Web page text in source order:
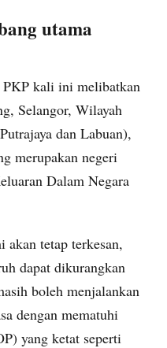
utama
kali ini melibatkan
Selangor, Wilayah
dan Labuan),
merupakan negeri
Dalam Negara
akan tetap terkesan,
dapat dikurangkan
boleh menjalankan
dengan mematuhi
yang ketat seperti